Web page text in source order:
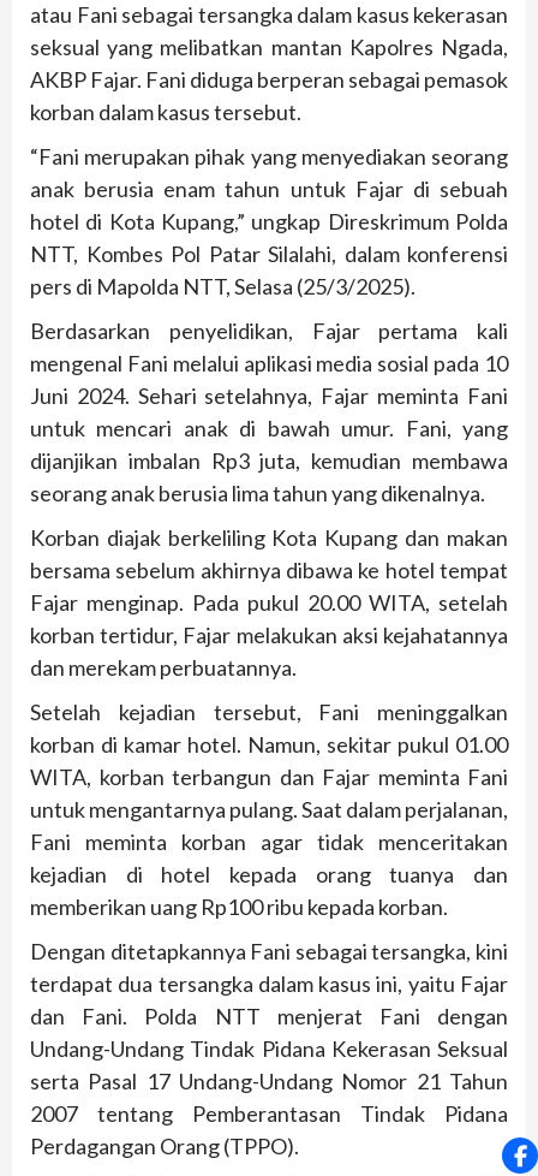
atau Fani sebagai tersangka dalam kasus kekerasan
seksual yang melibatkan mantan Kapolres Ngada,
AKBP Fajar. Fani diduga berperan sebagai pemasok
korban dalam kasus tersebut.
“Fani merupakan pihak yang menyediakan seorang
anak berusia enam tahun untuk Fajar di sebuah
hotel di Kota Kupang,” ungkap Direskrimum Polda
NTT, Kombes Pol Patar Silalahi, dalam konferensi
pers di Mapolda NTT, Selasa (25/3/2025).
Berdasarkan penyelidikan, Fajar pertama kali
mengenal Fani melalui aplikasi media sosial pada 10
Juni 2024. Sehari setelahnya, Fajar meminta Fani
untuk mencari anak di bawah umur. Fani, yang
dijanjikan imbalan Rp3 juta, kemudian membawa
seorang anak berusia lima tahun yang dikenalnya.
Korban diajak berkeliling Kota Kupang dan makan
bersama sebelum akhirnya dibawa ke hotel tempat
Fajar menginap. Pada pukul 20.00 WITA, setelah
korban tertidur, Fajar melakukan aksi kejahatannya
dan merekam perbuatannya.
Setelah kejadian tersebut, Fani meninggalkan
korban di kamar hotel. Namun, sekitar pukul 01.00
WITA, korban terbangun dan Fajar meminta Fani
untuk mengantarnya pulang. Saat dalam perjalanan,
Fani meminta korban agar tidak menceritakan
kejadian di hotel kepada orang tuanya dan
memberikan uang Rp100 ribu kepada korban.
Dengan ditetapkannya Fani sebagai tersangka, kini
terdapat dua tersangka dalam kasus ini, yaitu Fajar
dan Fani. Polda NTT menjerat Fani dengan
Undang-Undang Tindak Pidana Kekerasan Seksual
serta Pasal 17 Undang-Undang Nomor 21 Tahun
2007 tentang Pemberantasan Tindak Pidana
Perdagangan Orang (TPPO).